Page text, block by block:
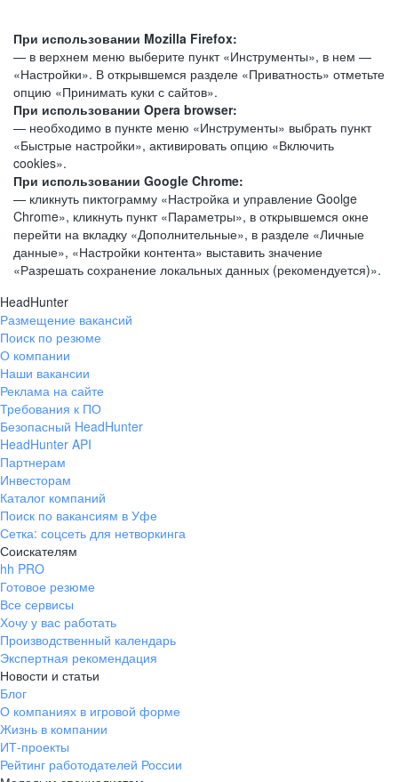
При использовании Mozilla Firefox:
— в верхнем меню выберите пункт «Инструменты», в нем —
«Настройки». В открывшемся разделе «Приватность» отметьте
опцию «Принимать куки с сайтов».
При использовании Opera browser:
— необходимо в пункте меню «Инструменты» выбрать пункт
«Быстрые настройки», активировать опцию «Включить
cookies».
При использовании Google Chrome:
— кликнуть пиктограмму «Настройка и управление Goolge
Chrome», кликнуть пункт «Параметры», в открывшемся окне
перейти на вкладку «Дополнительные», в разделе «Личные
данные», «Настройки контента» выставить значение
«Разрешать сохранение локальных данных (рекомендуется)».
HeadHunter
Размещение вакансий
Поиск по резюме
О компании
Наши вакансии
Реклама на сайте
Требования к ПО
Безопасный HeadHunter
HeadHunter API
Партнерам
Инвесторам
Каталог компаний
Поиск по вакансиям в Уфе
Сетка: соцсеть для нетворкинга
Соискателям
hh PRO
Готовое резюме
Все сервисы
Хочу у вас работать
Производственный календарь
Экспертная рекомендация
Новости и статьи
Блог
О компаниях в игровой форме
Жизнь в компании
ИТ-проекты
Рейтинг работодателей России